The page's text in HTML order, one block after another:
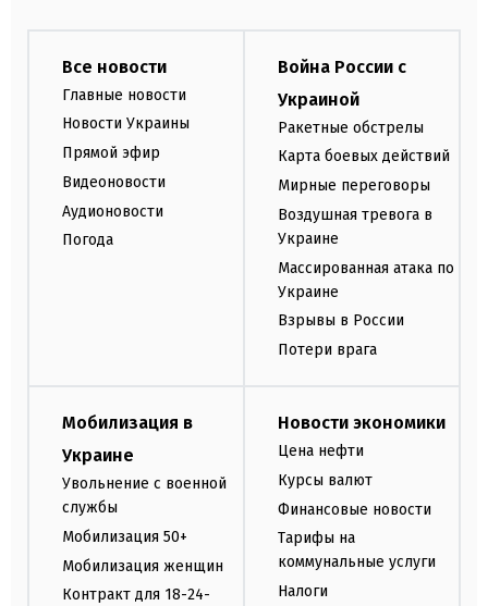
Все новости
Главные новости
Новости Украины
Прямой эфир
Видеоновости
Аудионовости
Погода
Война России с
Украиной
Ракетные обстрелы
Карта боевых действий
Мирные переговоры
Воздушная тревога в
Украине
Массированная атака по
Украине
Взрывы в России
Потери врага
Мобилизация в
Украине
Увольнение с военной
службы
Мобилизация 50+
Мобилизация женщин
Контракт для 18-24-
Новости экономики
Цена нефти
Курсы валют
Финансовые новости
Тарифы на
коммунальные услуги
Налоги